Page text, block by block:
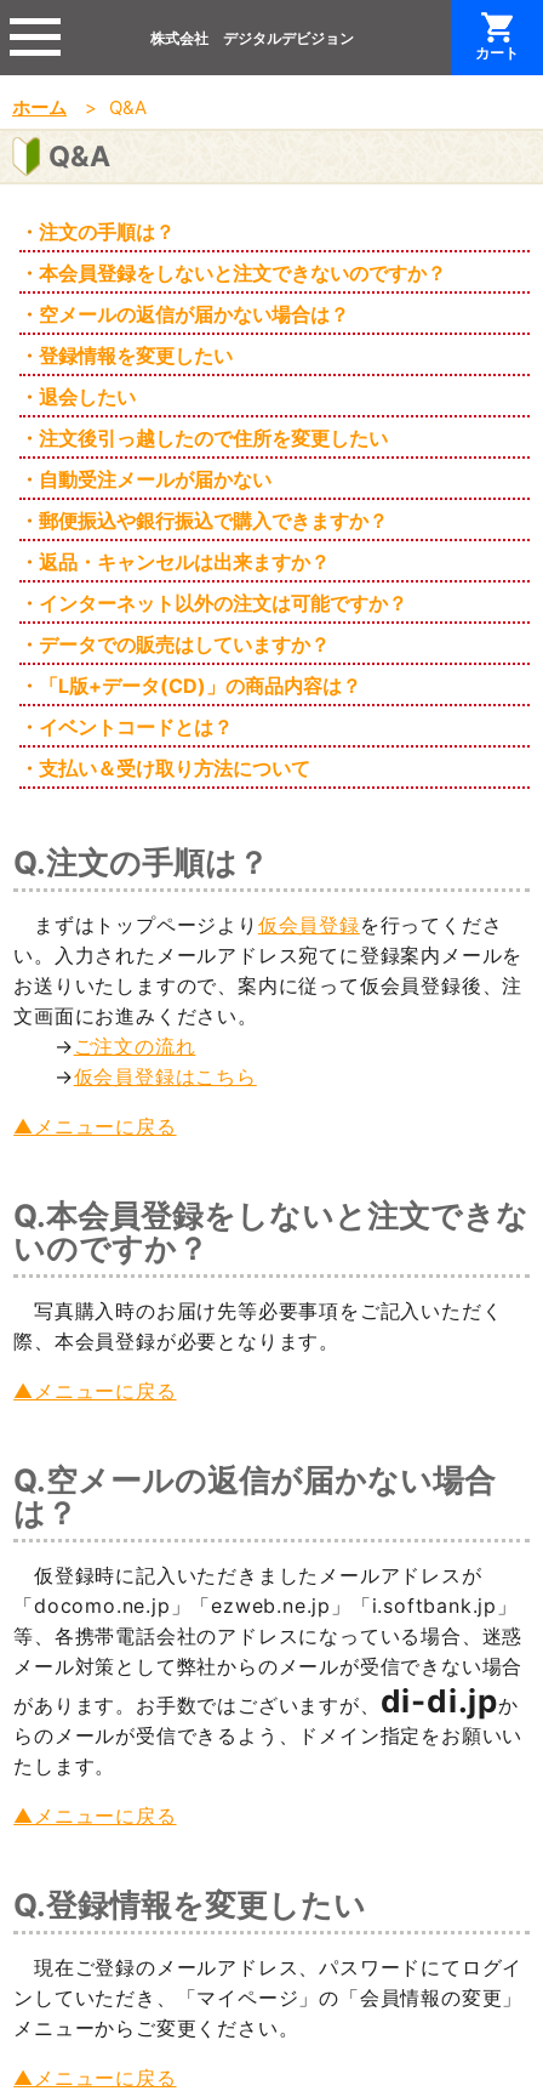
株式会社 デジタルデビジョン
カート
ホーム Q&A
Q&A
注文の手順は？
本会員登録をしないと注文できないのですか？
空メールの返信が届かない場合は？
登録情報を変更したい
退会したい
注文後引っ越したので住所を変更したい
自動受注メールが届かない
郵便振込や銀行振込で購入できますか？
返品・キャンセルは出来ますか？
インターネット以外の注文は可能ですか？
データでの販売はしていますか？
「L版+データ(CD)」の商品内容は？
イベントコードとは？
支払い＆受け取り方法について
Q.注文の手順は？
まずはトップページより 仮会員登録を行ってくださ
い。入力されたメールアドレス宛てに登録案内メールを
お送りいたしますので、案内に従って仮会員登録後、注
文画面にお進みください。
→ ご注文の流れ
→仮会員登録はこちら
▲メニューに戻る
Q.本会員登録をしないと注文できな
いのですか？
写真購入時のお届け先等必要事項をご記入いただく
際、本会員登録が必要となります。
▲メニューに戻る
Q.空メールの返信が届かない場合
は？
仮登録時に記入いただきましたメールアドレスが
「docomo.ne.jp」「ezweb.ne.jp」「i.softbank.jp」
等、各携帯電話会社のアドレスになっている場合、迷惑
メール対策として弊社からのメールが受信できない場合
があります。お手数ではございますが、 di-di.jpか
らのメールが受信できるよう、ドメイン指定をお願いい
たします。
▲メニューに戻る
Q.登録情報を変更したい
現在ご登録のメールアドレス、パスワードにてログイ
ンしていただき、「マイページ」の「会員情報の変更」
メニューからご変更ください。
▲メニューに戻る